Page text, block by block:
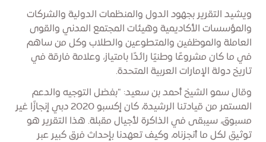
ويشيد التقرير بجهود الدول والمنظمات الدولية والشركات
والمؤسسات الأكاديمية وهيئات المجتمع المدني والقوى
العاملة والموظفين والمتطوعين والطلاب وكل من ساهم
في ما كان مشروعًا وطنيًا رائدًا بامتياز، وعلامة فارقة في
تاريخ دولة الإمارات العربية المتحدة.
وقال سمو الشيخ أحمد بن سعيد: "بفضل التوجيه والدعم
المستمر من قيادتنا الرشيدة، كان إكسبو 2020 دبي إنجازًا غير
مسبوق، سيبقى في الذاكرة لأجيال مقبلة. هذا التقرير هو
توثيق لكل ما أنجزناه، وكيف تعهدنا بإحداث فرق كبير عبر